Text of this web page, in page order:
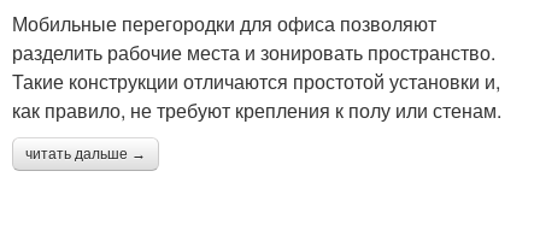
Мобильные перегородки для офиса позволяют
разделить рабочие места и зонировать пространство.
Такие конструкции отличаются простотой установки и,
как правило, не требуют крепления к полу или стенам.
читать дальше →